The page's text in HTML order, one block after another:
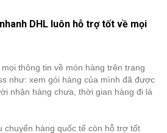
DHL luôn hỗ trợ tốt về mọi
thông tin về món hàng trên trang
như: xem gói hàng của mình đã được
nhận hàng chưa, thời gian hàng đi là
chuyển hàng quốc tế còn hỗ trợ tốt